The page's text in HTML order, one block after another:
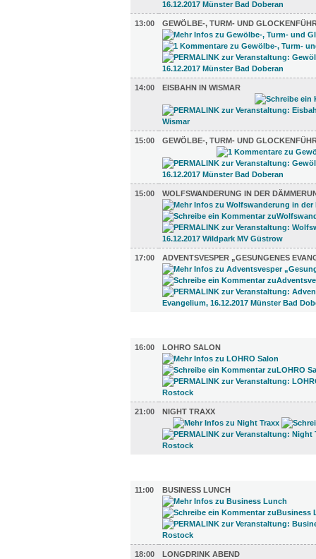
13:00 GEWÖLBE-, TURM- UND
14:00 EISBAHN IN WISMAR
15:00 GEWÖLBE-, TURM- UND
15:00 WOLFSWANDERUNG IN DER
17:00 ADVENTSVESPER „GESUNGENES
16:00
LOHRO SALON
21:00 NIGHT TRAXX
11:00
BUSINESS LUNCH
18:00 LONGDRINK ABEND